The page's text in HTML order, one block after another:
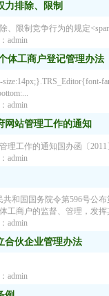
力排除、限制
限制竞争行为的规定
admin
体工商户登记管理办法
admin
网站管理工作的通知
理工作的通知国办函〔2011
admin
共和国国务院令第596号公
工商户的监督、管理，发
admin
合伙企业管理办法
admin